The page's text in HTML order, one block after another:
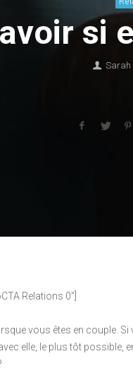
si
Sarah
Relations 0″]
vous êtes en couple.
elle, le plus tôt possible,